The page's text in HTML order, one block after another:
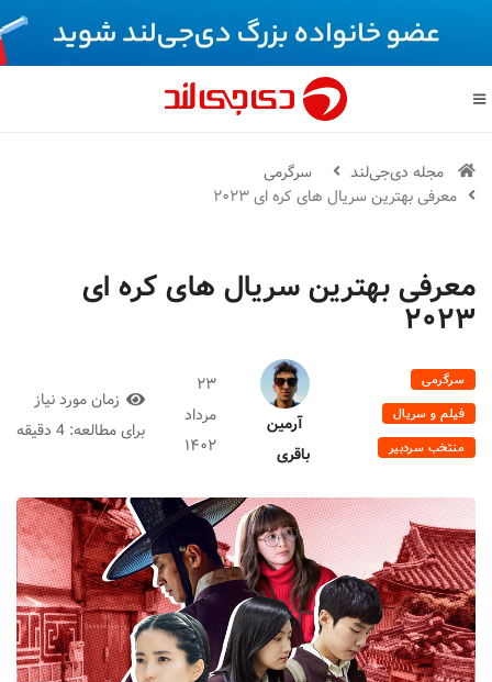
مجله دی‌جی‌لند
سرگرمی
معرفی بهترین سریال های کره ای ۲۰۲۳
معرفی بهترین سریال های کره ای
۲۰۲۳
سرگرمی
فیلم و سریال
منتخب سردبیر
آرمین
باقری
۲۳
مرداد
۱۴۰۲
زمان مورد نیاز
برای مطالعه: 4 دقیقه